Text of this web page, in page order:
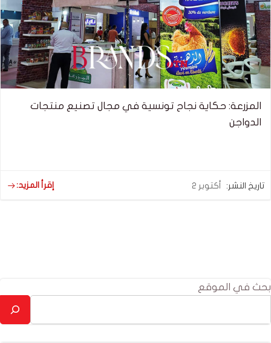
المزرعة: حكاية نجاح تونسية في مجال تصنيع منتجات
الدواجن
تاريخ النشر: أكتوبر 2 إقرأ المزيد:
بحث في الموقع